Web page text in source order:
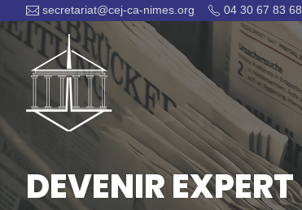
secretariat@cej-ca-nimes.org 04 30 67 83 68
DEVENIR EXPERT